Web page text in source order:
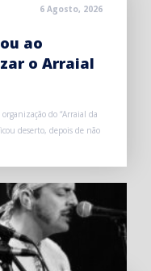
6 Agosto, 2026
ao
o Arraial
do “Arraial da
deserto, depois de não